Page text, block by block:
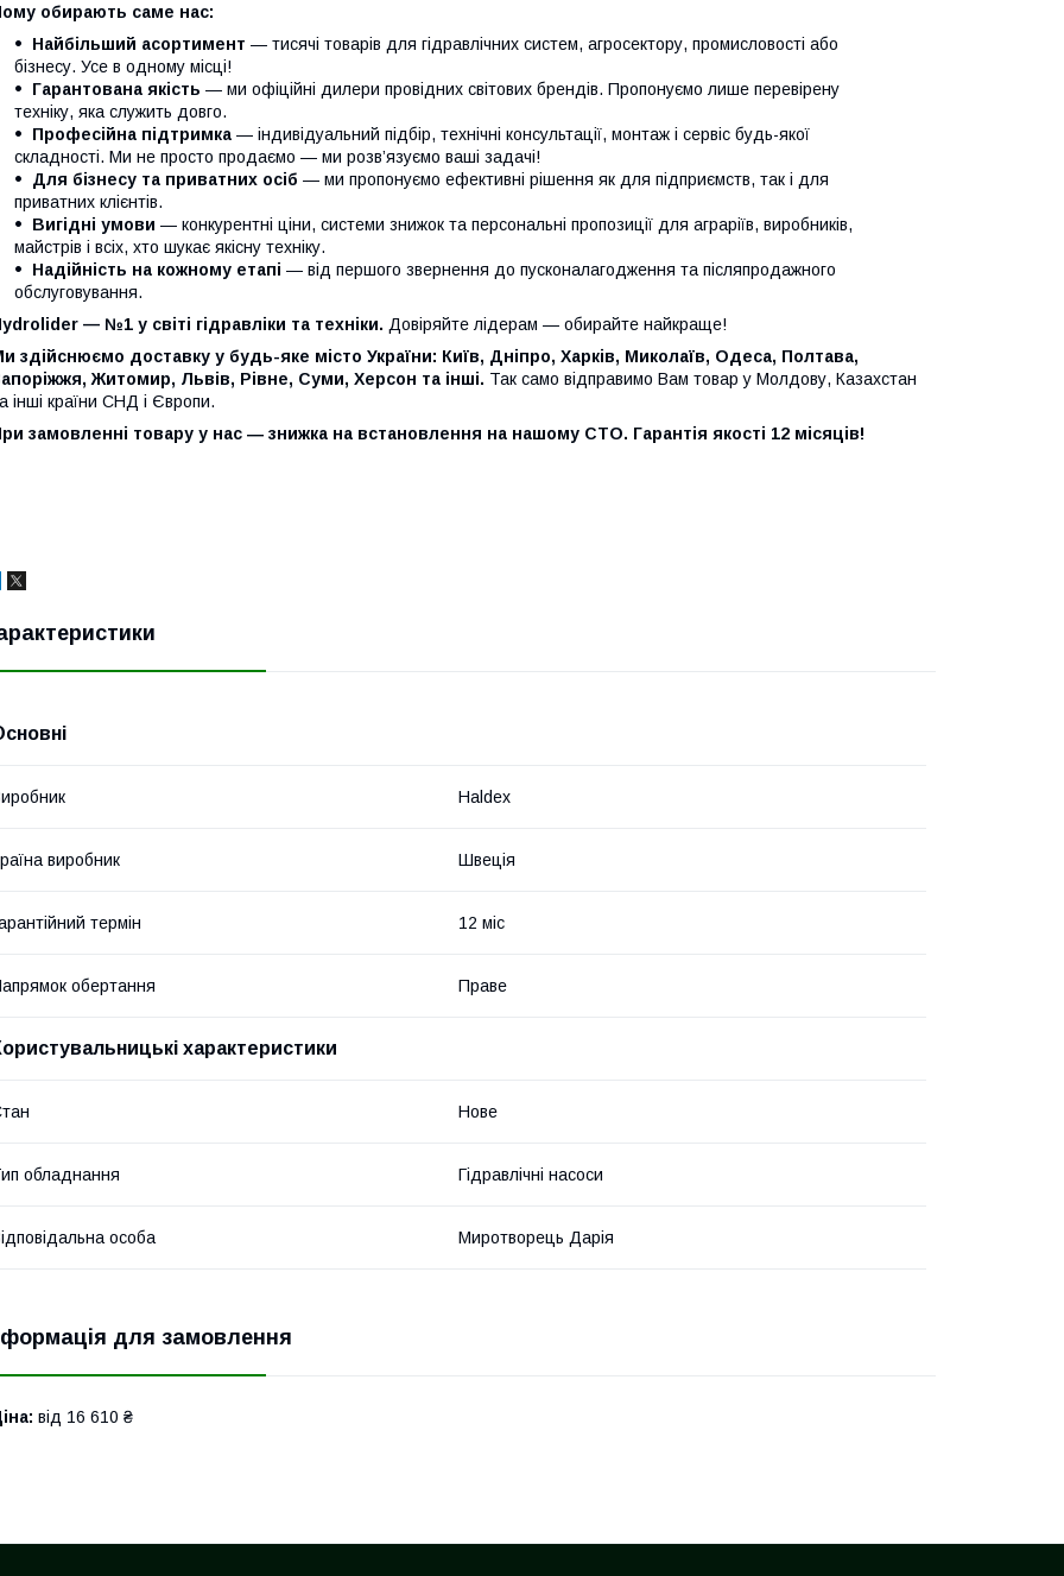
обирають саме нас:
Найбільший асортимент — тисячі товарів для гідравлічних систем, агросектору, промисловості або
бізнесу. Усе в одному місці!
Гарантована якість — ми офіційні дилери провідних світових брендів. Пропонуємо лише перевірену
техніку, яка служить довго.
Професійна підтримка — індивідуальний підбір, технічні консультації, монтаж і сервіс будь-якої
складності. Ми не просто продаємо — ми розв’язуємо ваші задачі!
Для бізнесу та приватних осіб — ми пропонуємо ефективні рішення як для підприємств, так і для
приватних клієнтів.
Вигідні умови — конкурентні ціни, системи знижок та персональні пропозиції для аграріїв, виробників,
майстрів і всіх, хто шукає якісну техніку.
Надійність на кожному етапі — від першого звернення до пусконалагодження та післяпродажного
обслуговування.
— №1 у світі гідравліки та техніки. Довіряйте лідерам — обирайте найкраще!
здійснюємо доставку у будь-яке місто України: Київ, Дніпро, Харків, Миколаїв, Одеса, Полтава,
Житомир, Львів, Рівне, Суми, Херсон та інші. Так само відправимо Вам товар у Молдову, Казахстан
інші країни СНД і Європи.
замовленні товару у нас ― знижка на встановлення на нашому СТО. Гарантія якості 12 місяців!
Haldex
виробник Швеція
термін 12 міс
обертання Праве
характеристики
Нове
обладнання Гідравлічні насоси
особа Миротворець Дарія
для замовлення
від 16 610 ₴